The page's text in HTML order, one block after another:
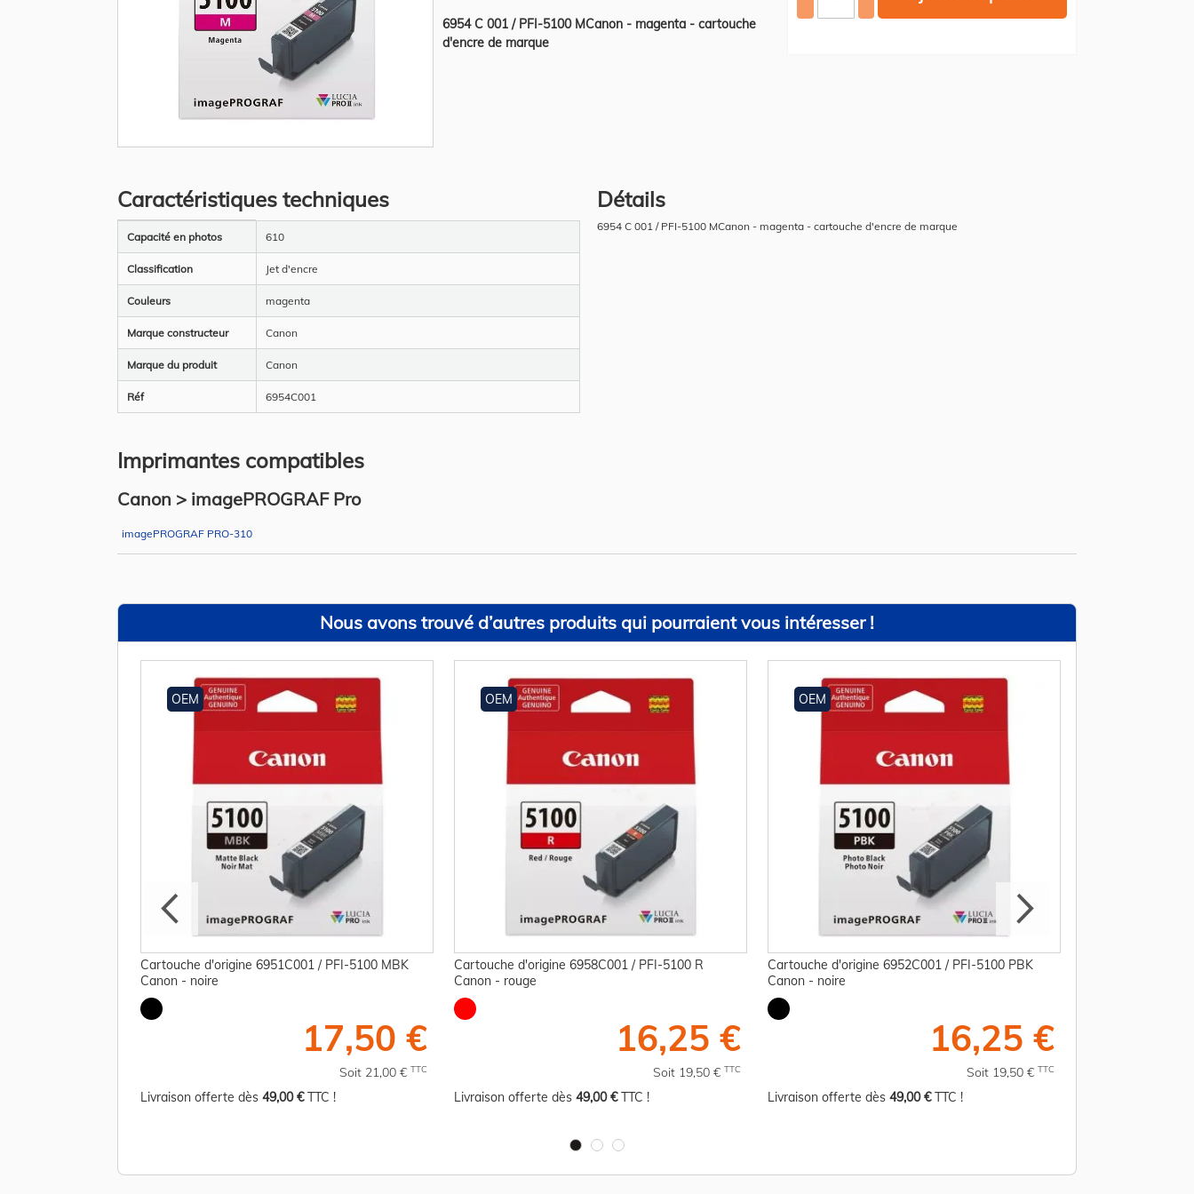
beginning
of
the
images
gallery
6954 C 001 / PFI-5100 MCanon - magenta - cartouche
d'encre de marque
Caractéristiques techniques
d’information
Capacité en photos 610
Classification Jet d'encre
Couleurs magenta
Marque constructeur Canon
Marque du produit Canon
Réf 6954C001
Détails
6954 C 001 / PFI-5100 MCanon - magenta - cartouche d'encre de marque
Imprimantes compatibles
Canon > imagePROGRAF Pro
imagePROGRAF PRO-310
Nous avons trouvé d’autres produits qui pourraient vous intéresser !
OEM
Cartouche d'origine 6951C001 / PFI-5100 MBK
Canon - noire
17,50 €
Soit 21,00 € TTC
Livraison offerte dès 49,00 €TTC !
OEM
Cartouche d'origine 6958C001 / PFI-5100 R
Canon - rouge
16,25 €
Soit 19,50 € TTC
Livraison offerte dès 49,00 €TTC !
OEM
Cartouche d'origine 6952C001 / PFI-5100 PBK
Canon - noire
16,25 €
Soit 19,50 € TTC
Livraison offerte dès 49,00 €TTC !